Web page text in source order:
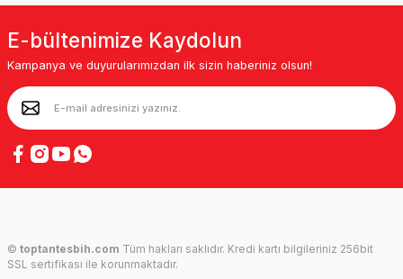
E-bültenimize Kaydolun
Kampanya ve duyurularımızdan ilk sizin haberiniz olsun!
© toptantesbih.com Tüm hakları saklıdır. Kredi kartı bilgileriniz 256bit
SSL sertifikası ile korunmaktadır.